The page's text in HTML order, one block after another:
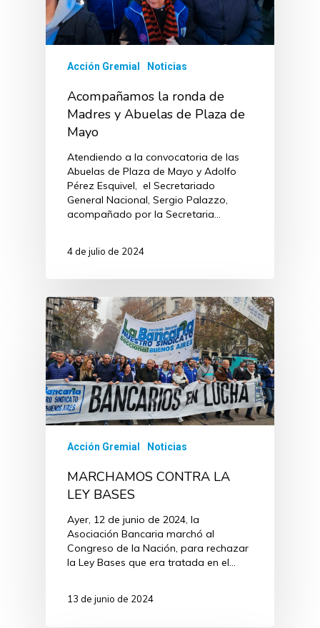
Acción Gremial Noticias
Acompañamos la ronda de
Madres y Abuelas de Plaza de
Mayo
Atendiendo a la convocatoria de las
Abuelas de Plaza de Mayo y Adolfo
Pérez Esquivel, el Secretariado
General Nacional, Sergio Palazzo,
acompañado por la Secretaria…
4 de julio de 2024
Acción Gremial Noticias
MARCHAMOS CONTRA LA
LEY BASES
Ayer, 12 de junio de 2024, la
Asociación Bancaria marchó al
Congreso de la Nación, para rechazar
la Ley Bases que era tratada en el…
13 de junio de 2024